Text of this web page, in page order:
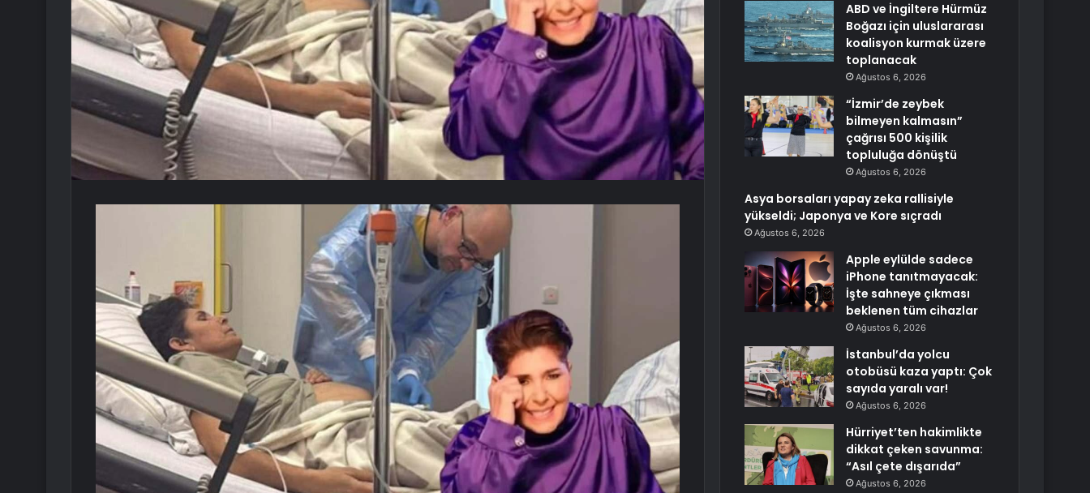
ABD ve İngiltere Hürmüz
Boğazı için uluslararası
koalisyon kurmak üzere
toplanacak
Ağustos 6, 2026
“İzmir’de zeybek
bilmeyen kalmasın”
çağrısı 500 kişilik
topluluğa dönüştü
Ağustos 6, 2026
Asya borsaları yapay zeka rallisiyle
yükseldi; Japonya ve Kore sıçradı
Ağustos 6, 2026
Apple eylülde sadece
iPhone tanıtmayacak:
İşte sahneye çıkması
beklenen tüm cihazlar
Ağustos 6, 2026
İstanbul’da yolcu
otobüsü kaza yaptı: Çok
sayıda yaralı var!
Ağustos 6, 2026
Hürriyet’ten hakimlikte
dikkat çeken savunma:
“Asıl çete dışarıda”
Ağustos 6, 2026